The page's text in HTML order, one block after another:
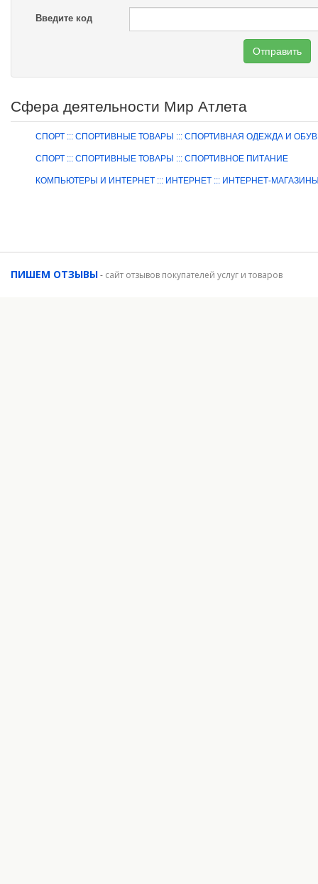
Введите код
Отправить
Сфера деятельности Мир Атлета
СПОРТ ::: СПОРТИВНЫЕ ТОВАРЫ ::: СПОРТИВНАЯ ОДЕЖДА И
СПОРТ ::: СПОРТИВНЫЕ ТОВАРЫ ::: СПОРТИВНОЕ ПИТАНИЕ
КОМПЬЮТЕРЫ И ИНТЕРНЕТ ::: ИНТЕРНЕТ ::: ИНТЕРНЕТ-
ПИШЕМ ОТЗЫВЫ- сайт отзывов покупателей услуг и товаров